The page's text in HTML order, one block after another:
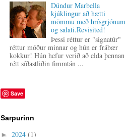
Dúndur Marbella
kjúklingur að hætti
mömmu með hrísgrjónum
og salati.Revisited!
Þessi réttur er "signatúr"
réttur móður minnar og hún er frábær
kokkur! Hún hefur verið að elda þennan
rétt síðastliðin fimmtán ...
Save
Sarpurinn
► 2024 (1)